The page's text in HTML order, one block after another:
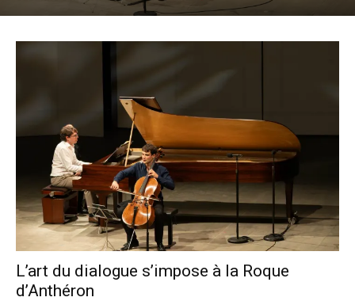
L’art du dialogue s’impose à la Roque
d’Anthéron